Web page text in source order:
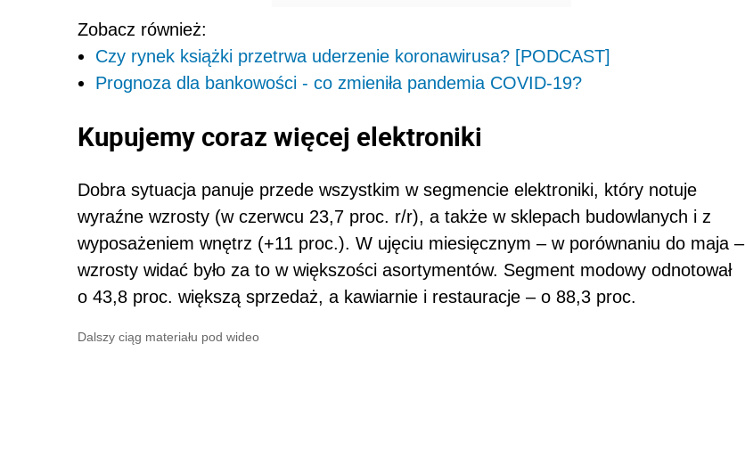
Zobacz również:
Czy rynek książki przetrwa uderzenie koronawirusa? [PODCAST]
Prognoza dla bankowości - co zmieniła pandemia COVID-19?
Kupujemy coraz więcej elektroniki
Dobra sytuacja panuje przede wszystkim w segmencie elektroniki, który notuje
wyraźne wzrosty (w czerwcu 23,7 proc. r/r), a także w sklepach budowlanych i z
wyposażeniem wnętrz (+11 proc.). W ujęciu miesięcznym – w porównaniu do maja –
wzrosty widać było za to w większości asortymentów. Segment modowy odnotował
o 43,8 proc. większą sprzedaż, a kawiarnie i restauracje – o 88,3 proc.
Dalszy ciąg materiału pod wideo